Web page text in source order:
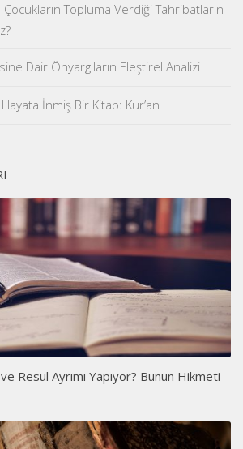
Topluma Verdiği Tahribatların
Dair Önyargıların Eleştirel Analizi
İnmiş Bir Kitap: Kur’an
Resul Ayrımı Yapıyor? Bunun Hikmeti